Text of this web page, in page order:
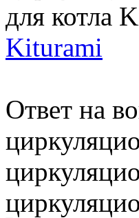
Kiturami
Ответ на